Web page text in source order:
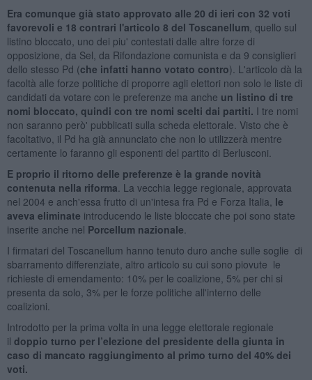
Era comunque già stato approvato alle 20 di ieri con 32 voti
favorevoli e 18 contrari l'articolo 8 del Toscanellum, quello sul
listino bloccato, uno dei piu' contestati dalle altre forze di
opposizione, da Sel, da Rifondazione comunista e da 9 consiglieri
dello stesso Pd (che infatti hanno votato contro). L'articolo dà la
facoltà alle forze politiche di proporre agli elettori non solo le liste di
candidati da votare con le preferenze ma anche un listino di tre
nomi bloccato, quindi con tre nomi scelti dai partiti. I tre nomi
non saranno però' pubblicati sulla scheda elettorale. Visto che è
facoltativo, il Pd ha già annunciato che non lo utilizzerà mentre
certamente lo faranno gli esponenti del partito di Berlusconi.
E proprio il ritorno delle preferenze è la grande novità
contenuta nella riforma . La vecchia legge regionale, approvata
nel 2004 e anch'essa frutto di un'intesa fra Pd e Forza Italia, le
aveva eliminate introducendo le liste bloccate che poi sono state
inserite anche nel Porcellum nazionale
I firmatari del Toscanellum hanno tenuto duro anche sulle soglie di
sbarramento differenziate, altro articolo su cui sono piovute le
richieste di emendamento: 10% per le coalizione, 5% per chi si
presenta da solo, 3% per le forze politiche all'interno delle
coalizioni.
Introdotto per la prima volta in una legge elettorale regionale
il doppio turno per l’elezione del presidente della giunta in
caso di mancato raggiungimento al primo turno del 40% dei
voti.